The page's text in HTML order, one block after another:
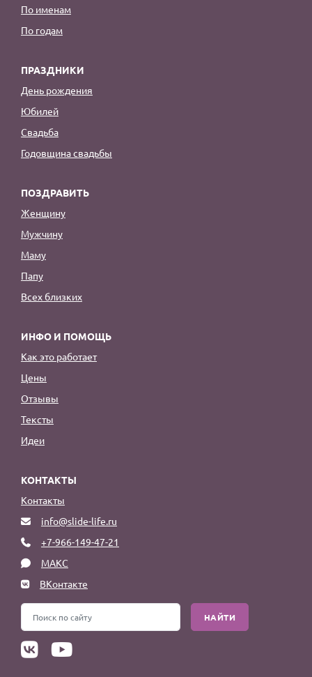
По именам
По годам
ПРАЗДНИКИ
День рождения
Юбилей
Свадьба
Годовщина свадьбы
ПОЗДРАВИТЬ
Женщину
Мужчину
Маму
Папу
Всех близких
ИНФО И ПОМОЩЬ
Как это работает
Цены
Отзывы
Тексты
Идеи
КОНТАКТЫ
Контакты
info@slide-life.ru
+7-966-149-47-21
МАКС
ВКонтакте
НАЙТИ